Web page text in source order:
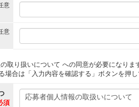
意
意
取り扱いについて への同意が必要になりま
場合は「入力内容を確認する」ボタンを押し
須